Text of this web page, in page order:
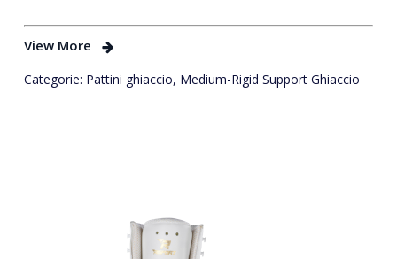
View More
Categorie: Pattini ghiaccio, Medium-Rigid Support Ghiaccio